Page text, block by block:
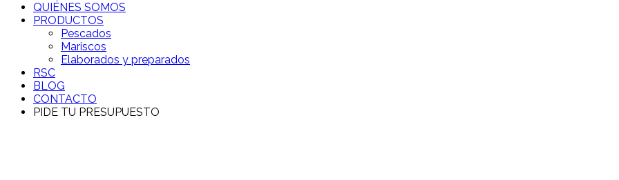
QUIÉNES SOMOS
PRODUCTOS
Pescados
Mariscos
Elaborados y preparados
RSC
BLOG
CONTACTO
PIDE TU PRESUPUESTO